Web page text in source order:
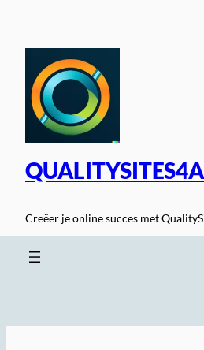
inhoud
Creëer je online succes met